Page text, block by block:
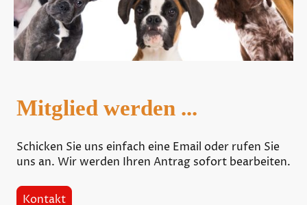
Mitglied werden ...
Schicken Sie uns einfach eine Email oder rufen Sie
uns an. Wir werden Ihren Antrag sofort bearbeiten.
Kontakt